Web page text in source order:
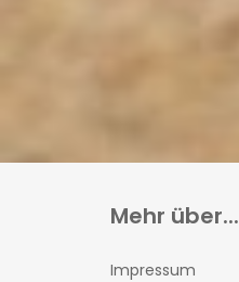
Mehr über...
Impressum